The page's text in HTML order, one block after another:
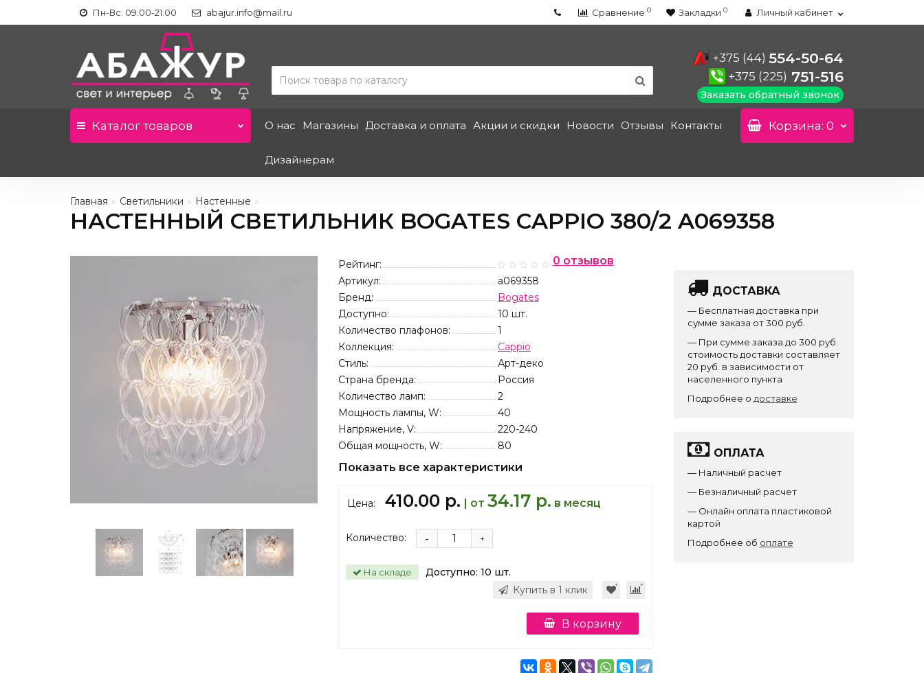
Пн-Вс: 09.00-21.00 abajur.info@mail.ru Сравнение 0 Закладки 0 Личный кабинет
+375 (44) 554-50-64
+375 (225) 751-516
Заказать обратный звонок
Каталогтоваров О нас Магазины Доставка и оплата Акции и скидки Новости Отзывы Контакты
Дизайнерам
Корзина: 0
Главная Светильники Настенные
НАСТЕННЫЙ СВЕТИЛЬНИК BOGATES CAPPIO 380/2 A069358
Рейтинг: 0 отзывов
Артикул:
a069358
Бренд:
Bogates
Доступно:
10 шт.
Количество плафонов:
1
Коллекция:
Cappio
Стиль:
Арт-деко
Страна бренда:
Россия
Количество ламп:
2
Мощность лампы, W:
40
Напряжение, V:
220-240
Общая мощность, W:
80
Показать все характеристики
Цена: 410.00 р. | от 34.17 р. в месяц
Количество: +
-
На складе Доступно: 10 шт.
Купить в 1 клик
В корзину
ДОСТАВКА
— Бесплатная доставка при
сумме заказа от 300 руб.
— При сумме заказа до 300 руб.
стоимость доставки составляет
20 руб. в зависимости от
населенного пункта
Подробнее о доставке
ОПЛАТА
— Наличный расчет
— Безналичный расчет
— Онлайн оплата пластиковой
картой
Подробнее об оплате